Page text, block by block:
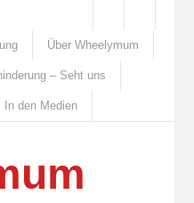
Über Wheelymum
– Seht uns
In den Medien